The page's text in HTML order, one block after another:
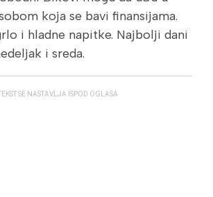
koja se bavi finansijama.
i hladne napitke. Najbolji dani
i sreda.
SE NASTAVLJA ISPOD OGLASA